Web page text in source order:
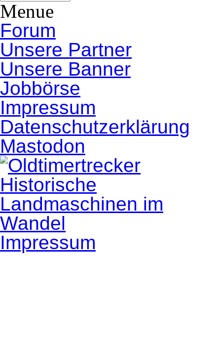
Menue
Forum
Unsere Partner
Unsere Banner
Jobbörse
Impressum
Datenschutzerklärung
Mastodon
Impressum